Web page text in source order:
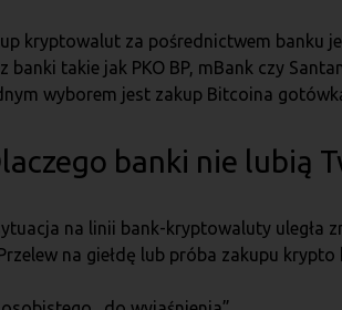
kryptowalut za pośrednictwem banku
banki takie jak PKO BP, mBank czy
wyborem jest zakup Bitcoina
banki nie lubią
na linii bank-kryptowaluty uległa
na giełdę lub próba zakupu